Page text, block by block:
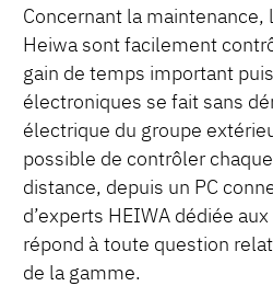
Concernant la maintenance,
Heiwa sont facilement
gain de temps important
électroniques se fait sans
électrique du groupe
possible de contrôler
distance, depuis un PC
d’experts HEIWA dédiée
répond à toute question
de la gamme.